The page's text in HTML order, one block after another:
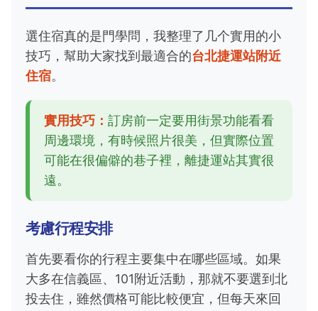
選住宿真的是門學問，我整理了几个實用的小
技巧，幫助大家找到最適合的台北捷運站附近
住宿。
實用技巧： 訂房前一定要用街景功能看看
周邊環境，有時候照片很美，但實際位置
可能在很偏僻的巷子裡，離捷運站其實很
遠。
考慮行程安排
首先要看你的行程主要集中在哪些區域。如果
大多在信義區、101附近活動，那就不要選到北
投去住，雖然價格可能比較便宜，但每天來回